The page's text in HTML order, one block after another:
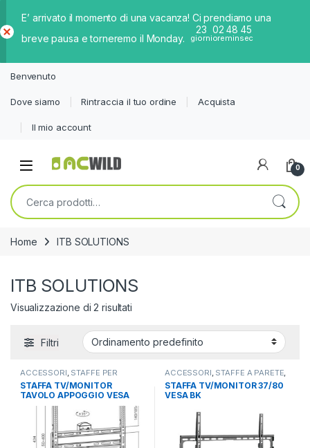
E’ arrivato il momento di una vacanza! Ci prendiamo una
breve pausa e torneremo il Monday.
23
giorni
02
ore
48
min
45
sec
iud
Benvenuto
Dove siamo Rintraccia il tuo ordine Acquista
Il mio account
0
Cerca:
Home ITB SOLUTIONS
ITB SOLUTIONS
Visualizzazione di 2 risultati
Filtri
ACCESSORI, STAFFE PER
SCRIVANIA,TV E PROIETTORI
STAFFA TV/MONITOR
TAVOLO APPOGGIO VESA
400X400 DA 32 A 55 1 MON
ACCESSORI, STAFFE A PARETE,
TV E PROIETTORI
STAFFA TV/MONITOR 37/80
VESA BK